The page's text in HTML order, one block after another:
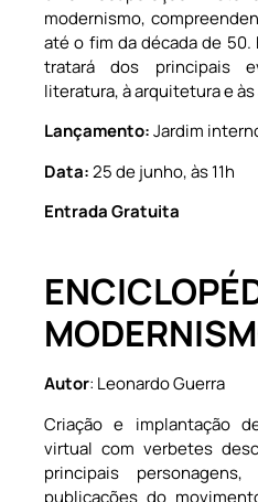
modernismo,
até o fim da década de
tratará dos principais
literatura, à arquitetura e
Lançamento:Jardim
Data:25 de junho, às 11h
Entrada Gratuita
Autor: Leonardo Guerra
Criação e implantação
virtual com verbetes
principais
publicações do